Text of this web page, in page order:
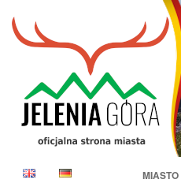
E
D
MIASTO